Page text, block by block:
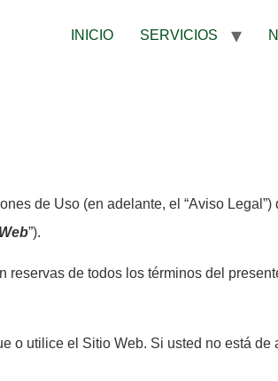
INICIO SERVICIOS
de Uso (en adelante, el “Aviso
”).
de todos los términos del
o utilice el Sitio Web. Si usted no está de